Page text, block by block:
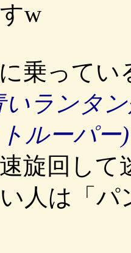
w
乗ってい
ランタ
ルーパー
旋回し
人は「パ